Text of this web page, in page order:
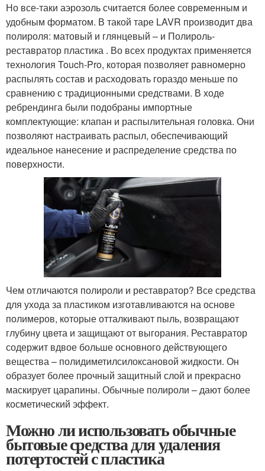
Но все-таки аэрозоль считается более современным и
удобным форматом. В такой таре LAVR производит два
полироля: матовый и глянцевый – и Полироль-
реставратор пластика . Во всех продуктах применяется
технология Touch-Pro, которая позволяет равномерно
распылять состав и расходовать гораздо меньше по
сравнению с традиционными средствами. В ходе
ребрендинга были подобраны импортные
комплектующие: клапан и распылительная головка. Они
позволяют настраивать распыл, обеспечивающий
идеальное нанесение и распределение средства по
поверхности.
Чем отличаются полироли и реставратор? Все средства
для ухода за пластиком изготавливаются на основе
полимеров, которые отталкивают пыль, возвращают
глубину цвета и защищают от выгорания. Реставратор
содержит вдвое больше основного действующего
вещества – полидиметилсилоксановой жидкости. Он
образует более прочный защитный слой и прекрасно
маскирует царапины. Обычные полироли – дают более
косметический эффект.
Можно ли использовать обычные
бытовые средства для удаления
потертостей с пластика